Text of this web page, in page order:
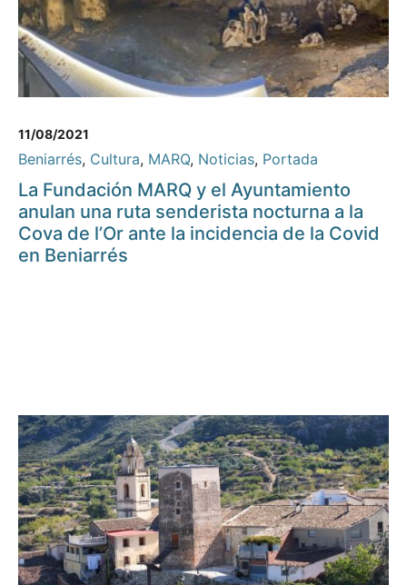
11/08/2021
Beniarrés, Cultura, MARQ, Noticias, Portada
La Fundación MARQ y el Ayuntamiento
anulan una ruta senderista nocturna a la
Cova de l’Or ante la incidencia de la Covid
en Beniarrés